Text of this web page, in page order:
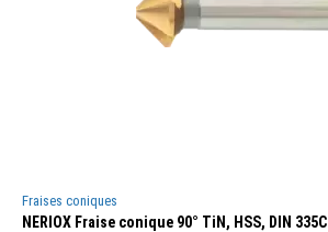
Fraises coniques
NERIOX Fraise conique 90° TiN, HSS, DIN 335C